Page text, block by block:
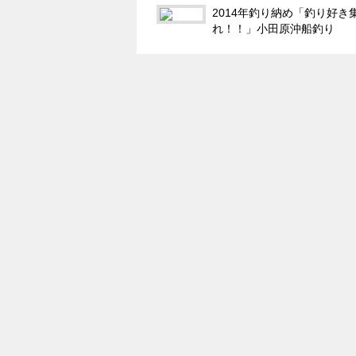
2014年釣り納め「釣り好き
れ！！」小田原沖船釣り